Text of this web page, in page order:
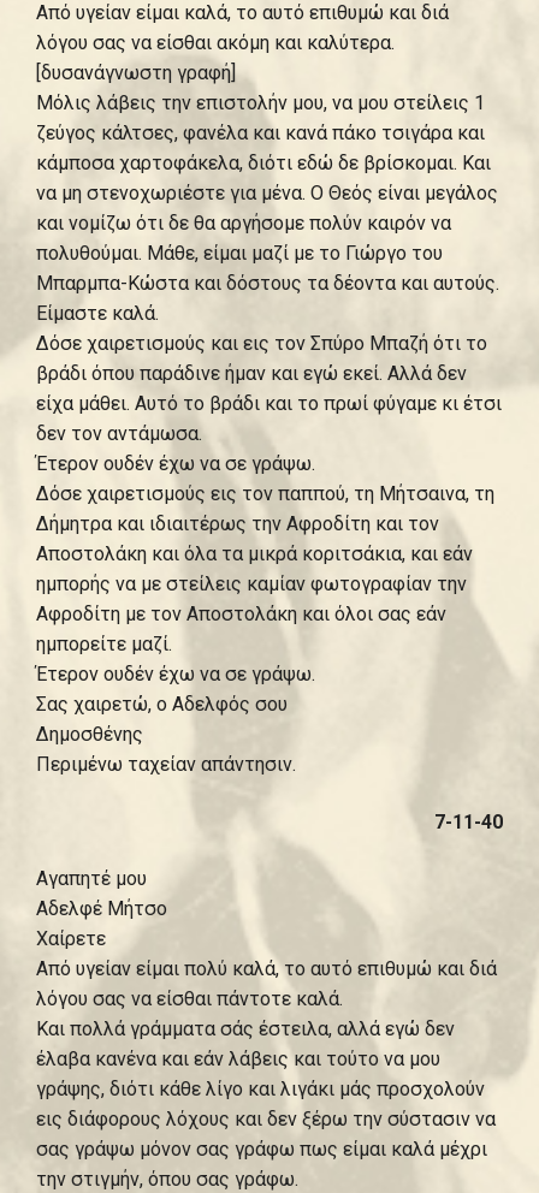
Από υγείαν είμαι καλά, το αυτό επιθυμώ και διά
λόγου σας να είσθαι ακόμη και καλύτερα.
[δυσανάγνωστη γραφή]
Μόλις λάβεις την επιστολήν μου, να μου στείλεις 1
ζεύγος κάλτσες, φανέλα και κανά πάκο τσιγάρα και
κάμποσα χαρτοφάκελα, διότι εδώ δε βρίσκομαι. Και
να μη στενοχωριέστε για μένα. Ο Θεός είναι μεγάλος
και νομίζω ότι δε θα αργήσομε πολύν καιρόν να
πολυθούμαι. Μάθε, είμαι μαζί με το Γιώργο του
Μπαρμπα-Κώστα και δόστους τα δέοντα και αυτούς.
Είμαστε καλά.
Δόσε χαιρετισμούς και εις τον Σπύρο Μπαζή ότι το
βράδι όπου παράδινε ήμαν και εγώ εκεί. Αλλά δεν
είχα μάθει. Αυτό το βράδι και το πρωί φύγαμε κι έτσι
δεν τον αντάμωσα.
Έτερον ουδέν έχω να σε γράψω.
Δόσε χαιρετισμούς εις τον παππού, τη Μήτσαινα, τη
Δήμητρα και ιδιαιτέρως την Αφροδίτη και τον
Αποστολάκη και όλα τα μικρά κοριτσάκια, και εάν
ημπορής να με στείλεις καμίαν φωτογραφίαν την
Αφροδίτη με τον Αποστολάκη και όλοι σας εάν
ημπορείτε μαζί.
Έτερον ουδέν έχω να σε γράψω.
Σας χαιρετώ, ο Αδελφός σου
Δημοσθένης
Περιμένω ταχείαν απάντησιν.
7-11-40
Αγαπητέ μου
Αδελφέ Μήτσο
Χαίρετε
Από υγείαν είμαι πολύ καλά, το αυτό επιθυμώ και διά
λόγου σας να είσθαι πάντοτε καλά.
Και πολλά γράμματα σάς έστειλα, αλλά εγώ δεν
έλαβα κανένα και εάν λάβεις και τούτο να μου
γράψης, διότι κάθε λίγο και λιγάκι μάς προσχολούν
εις διάφορους λόχους και δεν ξέρω την σύστασιν να
σας γράψω μόνον σας γράφω πως είμαι καλά μέχρι
την στιγμήν, όπου σας γράφω.